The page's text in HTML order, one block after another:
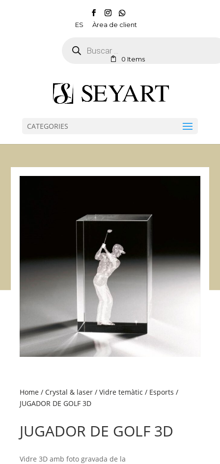
ES Àrea de client
search
0 Items
CATEGORIES
Home /Crystal & laser /Vidre temàtic / Esports /
JUGADOR DE GOLF 3D
JUGADOR DE GOLF 3D
Vidre 3D amb foto gravada de la